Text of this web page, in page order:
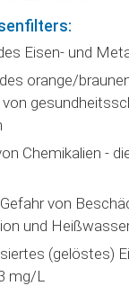
Eisen- und
orange/
Chemikalien -
von
und
(gelöstes)
mg/L